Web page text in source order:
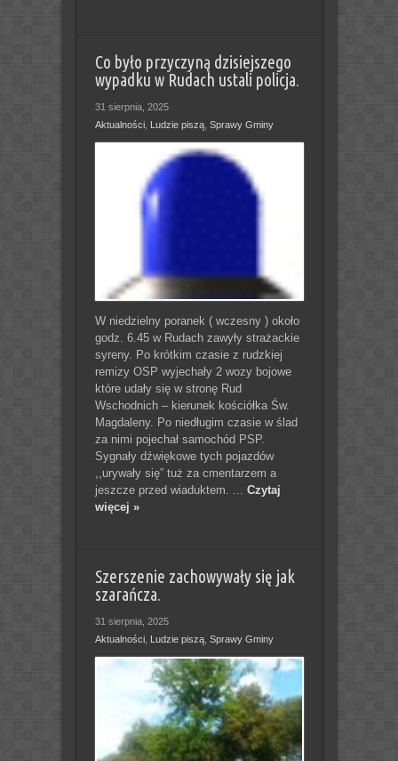
Co było przyczyną dzisiejszego
wypadku w Rudach ustali policja.
31 sierpnia, 2025
Aktualności, Ludzie piszą, Sprawy Gminy
W niedzielny poranek ( wczesny ) około
godz. 6.45 w Rudach zawyły strażackie
syreny. Po krótkim czasie z rudzkiej
remizy OSP wyjechały 2 wozy bojowe
które udały się w stronę Rud
Wschodnich – kierunek kościółka Św.
Magdaleny. Po niedługim czasie w ślad
za nimi pojechał samochód PSP.
Sygnały dźwiękowe tych pojazdów
,,urywały się” tuż za cmentarzem a
jeszcze przed wiaduktem. ... Czytaj
więcej »
Szerszenie zachowywały się jak
szarańcza.
31 sierpnia, 2025
Aktualności, Ludzie piszą, Sprawy Gminy